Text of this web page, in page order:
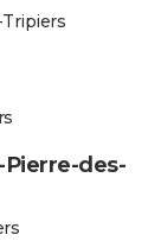
Pierre-des-